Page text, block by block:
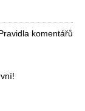
komentářů